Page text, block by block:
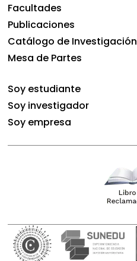
Facultades
Publicaciones
Catálogo de Investigación
Mesa de Partes
Soy estudiante
Soy investigador
Soy empresa